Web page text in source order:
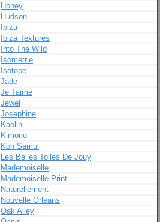
Honey
Hudson
Ibiza
Ibiza Textures
Into The Wild
Isometrie
Isotope
Jade
Je Taime
Jewel
Josephine
Kaolin
Kimono
Koh Samui
Les Belles Toiles De Jouy
Mademoiselle
Mademoiselle Print
Naturellement
Nouvelle Orleans
Oak Alley